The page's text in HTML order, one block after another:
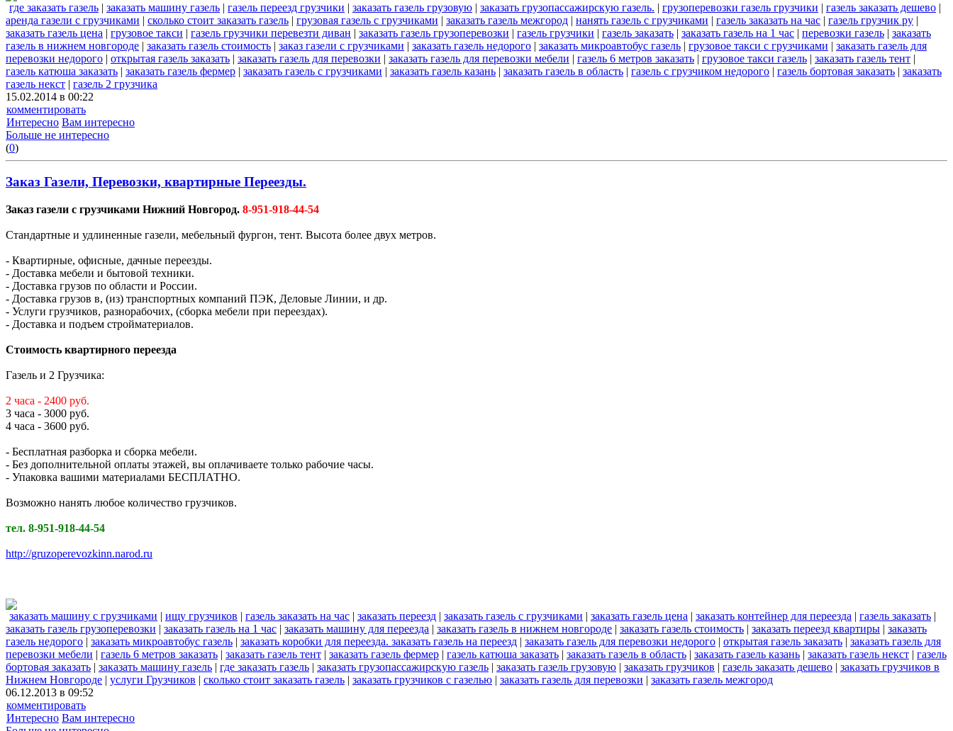
где заказать газель | заказать машину газель | газель переезд грузчики | заказать газель грузовую | заказать грузопассажирскую газель. | грузоперевозки газель грузчики | газель заказать дешево |
аренда газели с грузчиками | сколько стоит заказать газель | грузовая газель с грузчиками | заказать газель межгород | нанять газель с грузчиками | газель заказать на час | газель грузчик ру |
заказать газель цена | грузовое такси | газель грузчики перевезти диван | заказать газель грузоперевозки | газель грузчики | газель заказать | заказать газель на 1 час | перевозки газель | заказать
газель в нижнем новгороде | заказать газель стоимость | заказ газели с грузчиками | заказать газель недорого | заказать микроавтобус газель | грузовое такси с грузчиками | заказать газель для
перевозки недорого | открытая газель заказать | заказать газель для перевозки | заказать газель для перевозки мебели | газель 6 метров заказать | грузовое такси газель | заказать газель тент |
газель катюша заказать | заказать газель фермер | заказать газель с грузчиками | заказать газель казань | заказать газель в область | газель с грузчиком недорого | газель бортовая заказать | заказать
газель некст | газель 2 грузчика
15.02.2014 в 00:22
комментировать
Интересно Вам интересно
Больше не интересно
(0)
Заказ Газели, Перевозки, квартирные Переезды.
Заказ газели с грузчиками Нижний Новгород. 8-951-918-44-54
Стандартные и удлиненные газели, мебельный фургон, тент. Высота более двух метров.
- Квартирные, офисные, дачные переезды.
- Доставка мебели и бытовой техники.
- Доставка грузов по области и России.
- Доставка грузов в, (из) транспортных компаний ПЭК, Деловые Линии, и др.
- Услуги грузчиков, разнорабочих, (сборка мебели при переездах).
- Доставка и подъем стройматериалов.
Стоимость квартирного переезда
Газель и 2 Грузчика:
2 часа - 2400 руб.
3 часа - 3000 руб.
4 часа - 3600 руб.
- Бесплатная разборка и сборка мебели.
- Без дополнительной оплаты этажей, вы оплачиваете только рабочие часы.
- Упаковка вашими материалами БЕСПЛАТНО.
Возможно нанять любое количество грузчиков.
тел. 8-951-918-44-54
http://gruzoperevozkinn.narod.ru
заказать машину с грузчиками | ищу грузчиков | газель заказать на час | заказать переезд | заказать газель с грузчиками | заказать газель цена | заказать контейнер для переезда | газель заказать |
заказать газель грузоперевозки | заказать газель на 1 час | заказать машину для переезда | заказать газель в нижнем новгороде | заказать газель стоимость | заказать переезд квартиры | заказать
газель недорого | заказать микроавтобус газель | заказать коробки для переезда. заказать газель на переезд | заказать газель для перевозки недорого | открытая газель заказать | заказать газель для
перевозки мебели | газель 6 метров заказать | заказать газель тент | заказать газель фермер | газель катюша заказать | заказать газель в область | заказать газель казань | заказать газель некст | газель
бортовая заказать | заказать машину газель | где заказать газель | заказать грузопассажирскую газель | заказать газель грузовую | заказать грузчиков | газель заказать дешево | заказать грузчиков в
Нижнем Новгороде | услуги Грузчиков | сколько стоит заказать газель | заказать грузчиков с газелью | заказать газель для перевозки | заказать газель межгород
06.12.2013 в 09:52
комментировать
Интересно Вам интересно